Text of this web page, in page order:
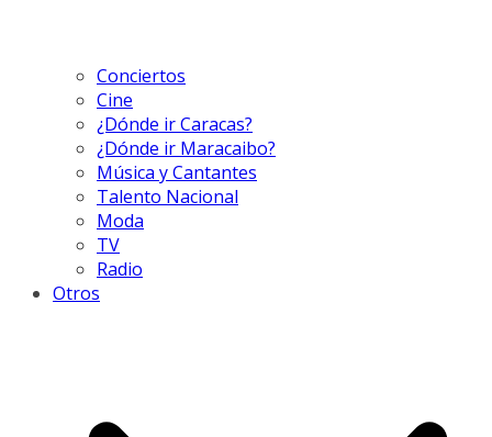
Conciertos
Cine
¿Dónde ir Caracas?
¿Dónde ir Maracaibo?
Música y Cantantes
Talento Nacional
Moda
TV
Radio
Otros